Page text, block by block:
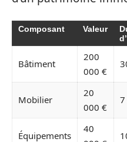
Composant Valeur
Bâtiment
200
000 €
Mobilier
20
000 €
7
Équipements
40